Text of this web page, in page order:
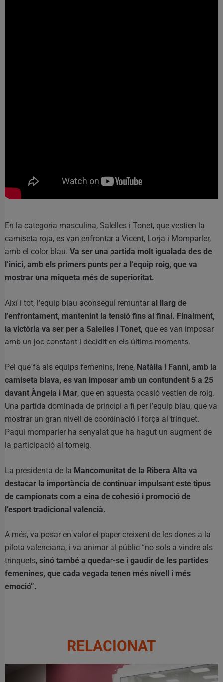
En la categoria masculina, Salelles i Tonet, que vestien la
camiseta roja, es van enfrontar a Vicent, Lorja i Momparler,
amb el color blau. Va ser una partida molt igualada des de
l’inici, amb els primers punts per a l’equip roig, que va
mostrar una miqueta més de superioritat.
Així i tot, l’equip blau aconseguí remuntar al llarg de
l’enfrontament, mantenint la tensió fins al final. Finalment,
la victòria va ser per a Salelles i Tonet, que es van imposar
amb un joc constant i decidit en els últims moments.
Pel que fa als equips femenins, Irene, Natàlia i Fanni, amb la
camiseta blava, es van imposar amb un contundent 5 a 25
davant Àngela i Mar, que en aquesta ocasió vestien de roig.
Una partida dominada de principi a fi per l’equip blau, que va
mostrar un gran nivell de coordinació i força al trinquet.
Paqui momparler ha senyalat que ha hagut un augment de
la participació al torneig.
La presidenta de la Mancomunitat de la Ribera Alta va
destacar la importància de continuar impulsant este tipus
de campionats com a eina de cohesió i promoció de
l’esport tradicional valencià.
A més, va posar en valor el paper creixent de les dones a la
pilota valenciana, i va animar al públic “no sols a vindre als
trinquets, sinó també a quedar-se i gaudir de les partides
femenines, que cada vegada tenen més nivell i més
emoció”.
RELACIONAT